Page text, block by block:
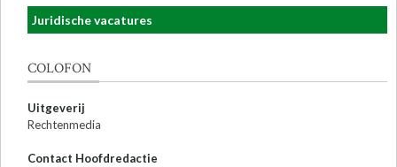
Juridische vacatures
COLOFON
Uitgeverij
Rechtenmedia
Contact Hoofdredactie